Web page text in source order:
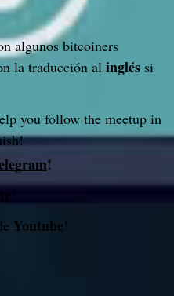
algunos bitcoiners
la traducción al inglés si
you follow the meetup in
!
!
Youtube!